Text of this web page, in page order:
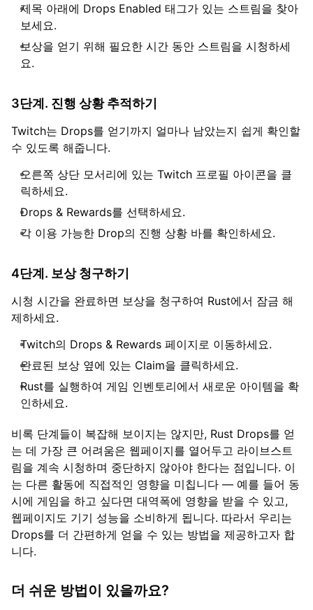
제목 아래에 Drops Enabled 태그가 있는 스트림을 찾아
보세요.
보상을 얻기 위해 필요한 시간 동안 스트림을 시청하세
요.
3단계. 진행 상황 추적하기
Twitch는 Drops를 얻기까지 얼마나 남았는지 쉽게 확인할
수 있도록 해줍니다.
오른쪽 상단 모서리에 있는 Twitch 프로필 아이콘을 클
릭하세요.
Drops & Rewards를 선택하세요.
각 이용 가능한 Drop의 진행 상황 바를 확인하세요.
4단계. 보상 청구하기
시청 시간을 완료하면 보상을 청구하여 Rust에서 잠금 해
제하세요.
Twitch의 Drops & Rewards 페이지로 이동하세요.
완료된 보상 옆에 있는 Claim을 클릭하세요.
Rust를 실행하여 게임 인벤토리에서 새로운 아이템을 확
인하세요.
비록 단계들이 복잡해 보이지는 않지만, Rust Drops를 얻
는 데 가장 큰 어려움은 웹페이지를 열어두고 라이브스트
림을 계속 시청하며 중단하지 않아야 한다는 점입니다. 이
는 다른 활동에 직접적인 영향을 미칩니다 — 예를 들어 동
시에 게임을 하고 싶다면 대역폭에 영향을 받을 수 있고,
웹페이지도 기기 성능을 소비하게 됩니다. 따라서 우리는
Drops를 더 간편하게 얻을 수 있는 방법을 제공하고자 합
니다.
더 쉬운 방법이 있을까요?